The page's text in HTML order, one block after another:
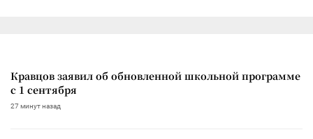
Кравцов заявил об обновленной школьной программе
с 1 сентября
27 минут назад